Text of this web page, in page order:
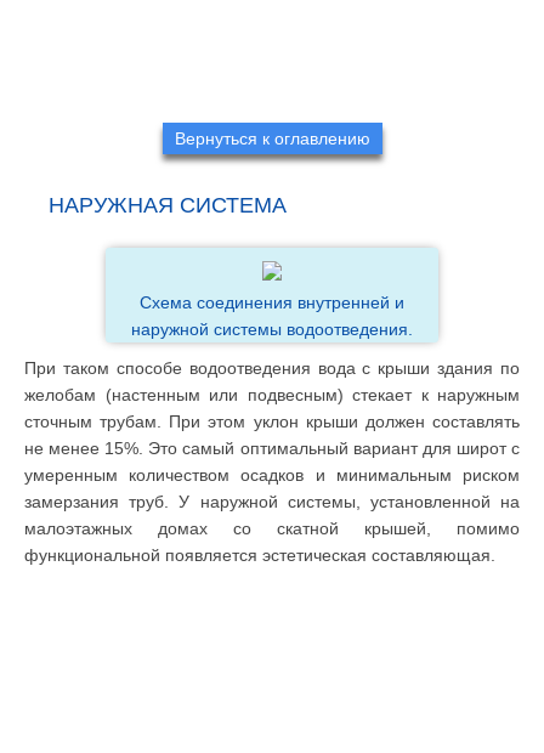
Вернуться к оглавлению
НАРУЖНАЯ СИСТЕМА
Схема соединения внутренней и
наружной системы водоотведения.
При таком способе водоотведения вода с крыши здания по
желобам (настенным или подвесным) стекает к наружным
сточным трубам. При этом уклон крыши должен составлять
не менее 15%. Это самый оптимальный вариант для широт с
умеренным количеством осадков и минимальным риском
замерзания труб. У наружной системы, установленной на
малоэтажных домах со скатной крышей, помимо
функциональной появляется эстетическая составляющая.